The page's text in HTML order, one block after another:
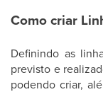
Como criar
Definindo as
previsto e
podendo criar,